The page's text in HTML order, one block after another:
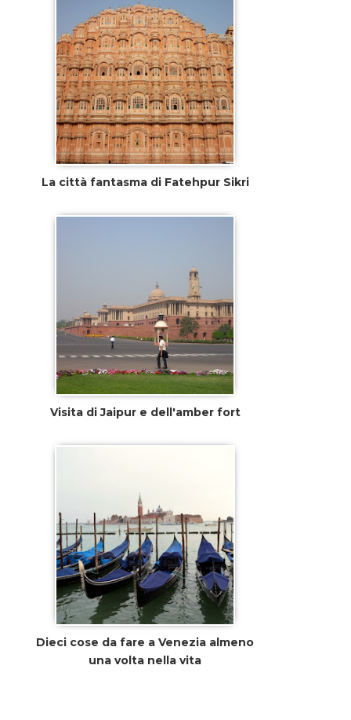
La città fantasma di Fatehpur Sikri
Visita di Jaipur e dell'amber fort
Dieci cose da fare a Venezia almeno
una volta nella vita